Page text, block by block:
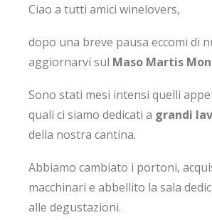
Ciao a tutti amici winelovers,
dopo una breve pausa eccomi di
aggiornarvi sul Maso Martis
Sono stati mesi intensi quelli
quali ci siamo dedicati a grandi
della nostra cantina.
Abbiamo cambiato i portoni,
macchinari e abbellito la sala
alle degustazioni.